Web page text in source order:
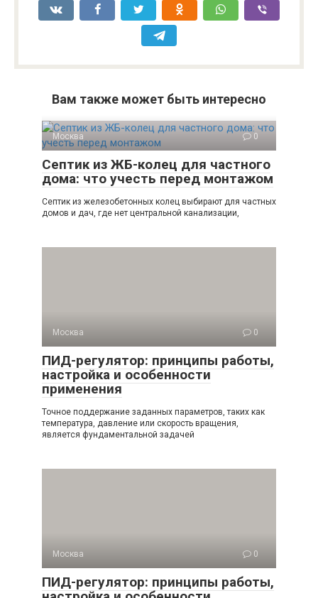
Вам также может быть интересно
Москва 0
Септик из ЖБ-колец для частного
дома: что учесть перед монтажом
Септик из железобетонных колец выбирают для частных
домов и дач, где нет центральной канализации,
Москва 0
ПИД-регулятор: принципы работы,
настройка и особенности
применения
Точное поддержание заданных параметров, таких как
температура, давление или скорость вращения,
является фундаментальной задачей
Москва 0
ПИД-регулятор: принципы работы,